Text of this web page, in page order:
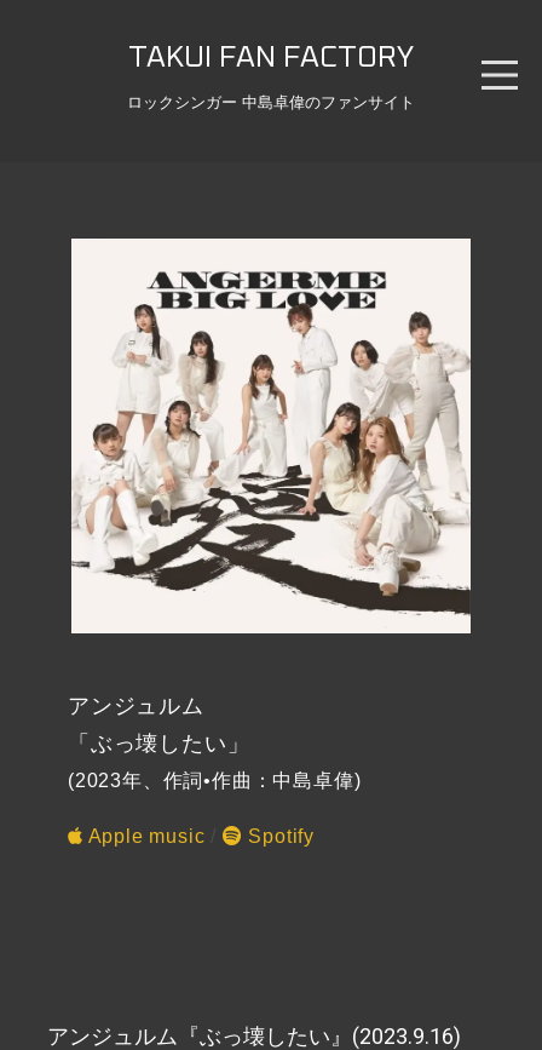
TAKUI FAN FACTORY
ロックシンガー 中島卓偉のファンサイト
アンジュルム
「ぶっ壊したい」
(2023年、作詞•作曲：中島卓偉)
Apple music Spotify
アンジュルム『ぶっ壊したい』(2023.9.16)